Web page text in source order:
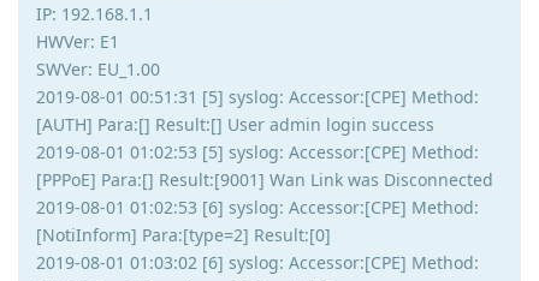
IP: 192.168.1.1
HWVer: E1
SWVer: EU_1.00
2019-08-01 00:51:31 [5] syslog: Accessor:[CPE] Method:
[AUTH] Para:[] Result:[] User admin login success
2019-08-01 01:02:53 [5] syslog: Accessor:[CPE] Method:
[PPPoE] Para:[] Result:[9001] Wan Link was Disconnected
2019-08-01 01:02:53 [6] syslog: Accessor:[CPE] Method:
[NotiInform] Para:[type=2] Result:[0]
2019-08-01 01:03:02 [6] syslog: Accessor:[CPE] Method: